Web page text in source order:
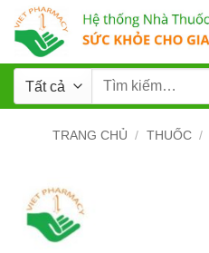
TRANG CHỦ / THUỐC /